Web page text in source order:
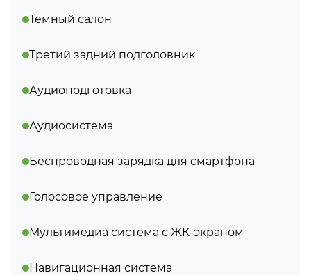
Темный салон
Третий задний подголовник
Аудиоподготовка
Аудиосистема
Беспроводная зарядка для смартфона
Голосовое управление
Мультимедиа система с ЖК-экраном
Навигационная система